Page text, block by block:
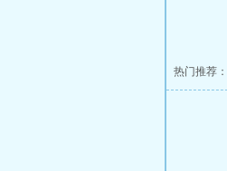
热门推荐：